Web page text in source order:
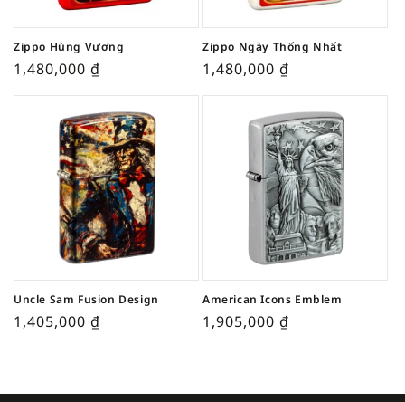
Zippo Hùng Vương
1,480,000 ₫
Zippo Ngày Thống Nhất
1,480,000 ₫
Uncle Sam Fusion Design
1,405,000 ₫
American Icons Emblem
1,905,000 ₫